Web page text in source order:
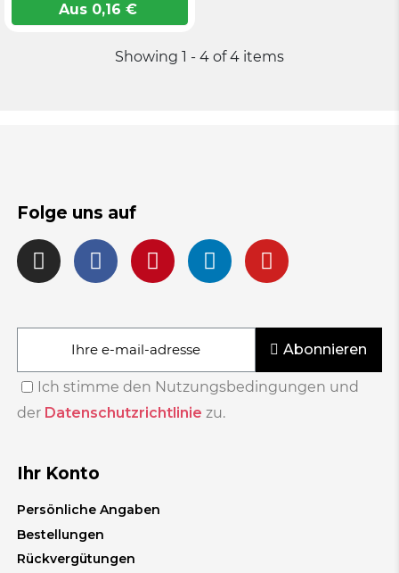
Aus0,16 €
Showing 1 - 4 of 4 items
Folge uns auf
Abonnieren
Ich stimme den Nutzungsbedingungen und
der Datenschutzrichtlinie zu.
Ihr Konto
Persönliche Angaben
Bestellungen
Rückvergütungen